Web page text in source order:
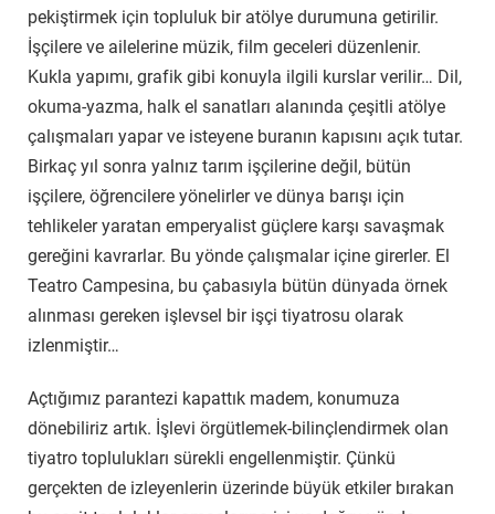
pekiştirmek için topluluk bir atölye durumuna getirilir.
İşçilere ve ailelerine müzik, film geceleri düzenlenir.
Kukla yapımı, grafik gibi konuyla ilgili kurslar verilir… Dil,
okuma-yazma, halk el sanatları alanında çeşitli atölye
çalışmaları yapar ve isteyene buranın kapısını açık tutar.
Birkaç yıl sonra yalnız tarım işçilerine değil, bütün
işçilere, öğrencilere yönelirler ve dünya barışı için
tehlikeler yaratan emperyalist güçlere karşı savaşmak
gereğini kavrarlar. Bu yönde çalışmalar içine girerler. El
Teatro Campesina, bu çabasıyla bütün dünyada örnek
alınması gereken işlevsel bir işçi tiyatrosu olarak
izlenmiştir…
Açtığımız parantezi kapattık madem, konumuza
dönebiliriz artık. İşlevi örgütlemek-bilinçlendirmek olan
tiyatro toplulukları sürekli engellenmiştir. Çünkü
gerçekten de izleyenlerin üzerinde büyük etkiler bırakan